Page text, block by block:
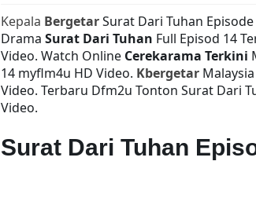
Kepala BergetarSurat Dari Tuhan Episode
Drama Surat Dari Tuhan Full Episod 14
Video. Watch Online Cerekarama Terkini
14 myflm4u HD Video. KbergetarMalaysia
Video. Terbaru Dfm2u Tonton Surat Dari
Video.
Surat Dari Tuhan